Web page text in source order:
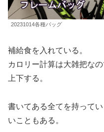
20231014各種バッグ
補給食を入れている。
カロリー計算は大雑把な
上下する。
書いてある全てを持って
いこともある。